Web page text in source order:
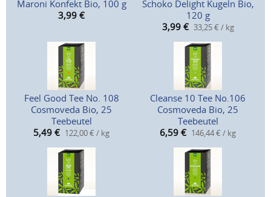
Maroni Konfekt Bio, 100 g
3,99 €
Schoko Delight Kugeln Bio,
120 g
3,99 € 33,25 € / kg
Feel Good Tee No. 108
Cosmoveda Bio, 25
Teebeutel
5,49 € 122,00 € / kg
Cleanse 10 Tee No.106
Cosmoveda Bio, 25
Teebeutel
6,59 € 146,44 € / kg